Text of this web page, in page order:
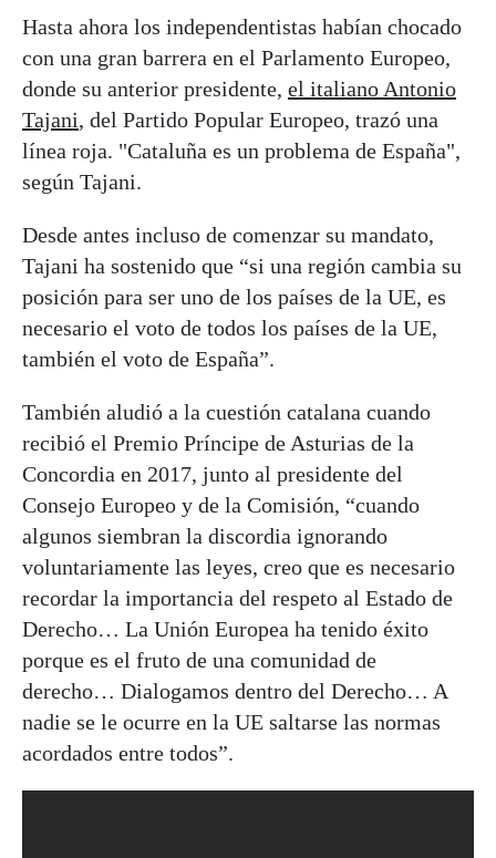
Hasta ahora los independentistas habían chocado
con una gran barrera en el Parlamento Europeo,
donde su anterior presidente, el italiano Antonio
Tajani, del Partido Popular Europeo, trazó una
línea roja. "Cataluña es un problema de España",
según Tajani.
Desde antes incluso de comenzar su mandato,
Tajani ha sostenido que “si una región cambia su
posición para ser uno de los países de la UE, es
necesario el voto de todos los países de la UE,
también el voto de España”.
También aludió a la cuestión catalana cuando
recibió el Premio Príncipe de Asturias de la
Concordia en 2017, junto al presidente del
Consejo Europeo y de la Comisión, “cuando
algunos siembran la discordia ignorando
voluntariamente las leyes, creo que es necesario
recordar la importancia del respeto al Estado de
Derecho… La Unión Europea ha tenido éxito
porque es el fruto de una comunidad de
derecho… Dialogamos dentro del Derecho… A
nadie se le ocurre en la UE saltarse las normas
acordados entre todos”.